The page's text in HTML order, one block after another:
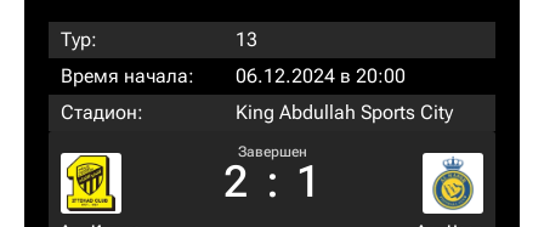
Тур:
13
Время начала:
06.12.2024 в 20:00
Стадион:
King Abdullah Sports City
Завершен
2 : 1